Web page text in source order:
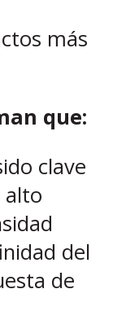
más
que:
clave
alto
del
de